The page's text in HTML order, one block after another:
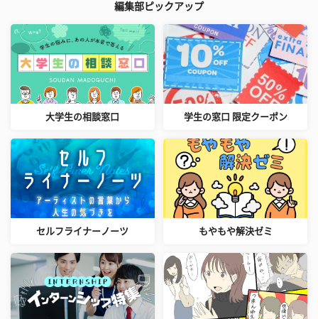
編集部ピックアップ
大学生の相談窓口 学生の窓口 限定クーポン
セルフライナーノーツ もやもや解決ゼミ